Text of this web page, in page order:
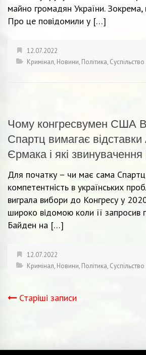
майно громадян України. Зокрема,
Про це повідомили у […]
12.07.2022
Кримінал, Новини, Політика, Суспільство
Чому конгресвумен США
Спартц вимагає відставки
Єрмака і які
Для початку – чи має сама Спартц
компетентність в українських
виграла вибори до Конгресу у
широко відомою коли її
Байден на […]
12.07.2022
Кримінал, Новини, Політика, Суспільство
Навігація
Старіші записи